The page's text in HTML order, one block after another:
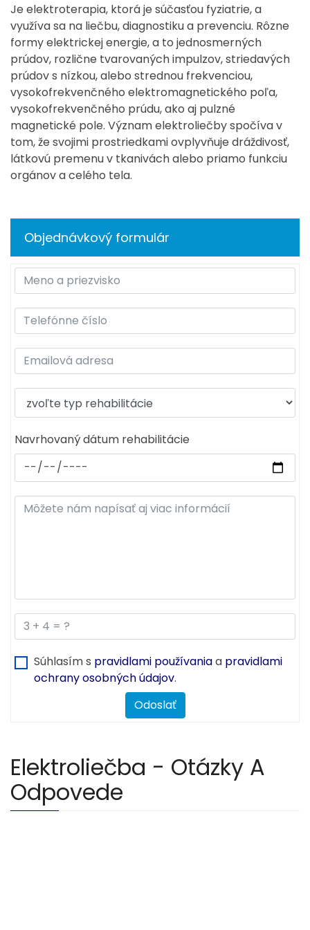
Je elektroterapia, ktorá je súčasťou fyziatrie, a
využíva sa na liečbu, diagnostiku a prevenciu. Rôzne
formy elektrickej energie, a to jednosmerných
prúdov, rozlične tvarovaných impulzov, striedavých
prúdov s nízkou, alebo strednou frekvenciou,
vysokofrekvenčného elektromagnetického poľa,
vysokofrekvenčného prúdu, ako aj pulzné
magnetické pole. Význam elektroliečby spočíva v
tom, že svojimi prostriedkami ovplyvňuje dráždivosť,
látkovú premenu v tkanivách alebo priamo funkciu
orgánov a celého tela.
Objednávkový formulár
Navrhovaný dátum rehabilitácie
Súhlasím s pravidlami používaniaa pravidlami
ochrany osobných údajov.
Odoslať
Elektroliečba - Otázky A
Odpovede